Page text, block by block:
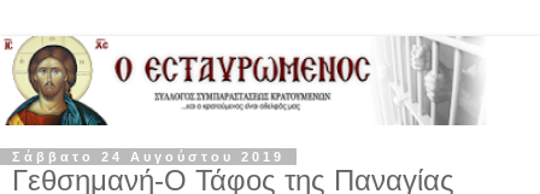
Σάββατο 24 Αυγούστου 2019
Γεθσημανή-Ο Τάφος της Παναγίας